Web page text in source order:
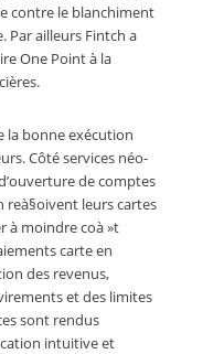
contre le blanchiment
Par ailleurs Fintch a
One Point à la
la bonne exécution
Côté services néo-
de comptes
reà§oivent leurs cartes
à moindre coà »t
carte en
des revenus,
et des limites
sont rendus
intuitive et